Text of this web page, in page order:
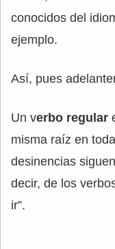
conocidos del
ejemplo.
Así, pues
Un verbo regular
misma raíz en
desinencias
decir, de los
ir”.